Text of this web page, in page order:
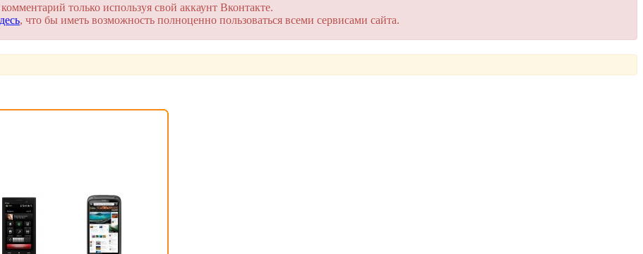
только используя свой аккаунт Вконтакте.
, что бы иметь возможность полноценно пользоваться всеми сервисами сайта.